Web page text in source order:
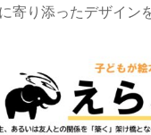
寄り添ったデザインを